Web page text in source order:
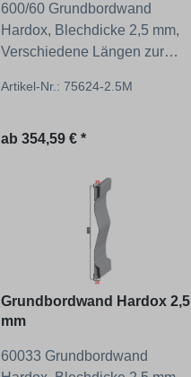
600/60 Grundbordwand
Hardox, Blechdicke 2,5 mm,
Verschiedene Längen zur
Artikel-Nr.: 75624-2.5M
Regulärer Preis:
ab 354,59 € *
Grundbordwand Hardox 2,5
mm
60033 Grundbordwand